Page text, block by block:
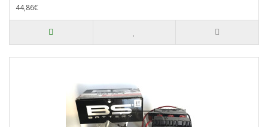
44,86€